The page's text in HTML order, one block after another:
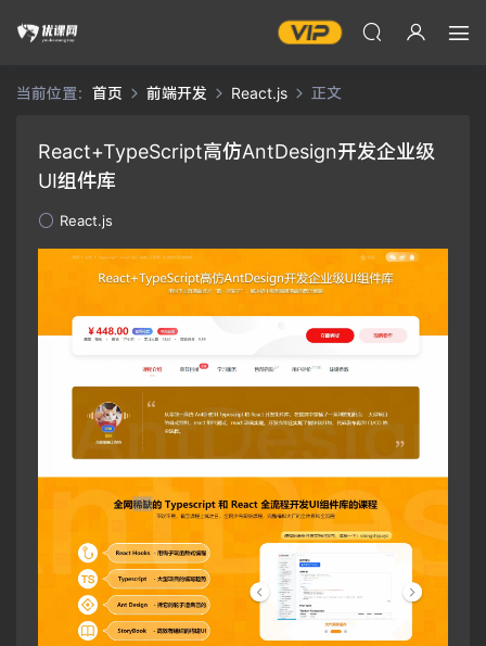
当前位置： 首页 前端开发 React.js 正文
React+TypeScript高仿AntDesign开发企业级
UI组件库
React.js